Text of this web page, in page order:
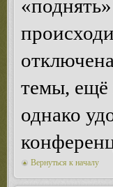
темы, ещё
однако
Вернуться к началу